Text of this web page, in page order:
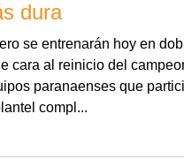
dura
se entrenarán hoy en
cara al reinicio del
paranaenses que
compl...